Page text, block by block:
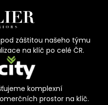
záštitou našeho týmu
na klíč po celé ČR.
komplexní
prostor na klíč.